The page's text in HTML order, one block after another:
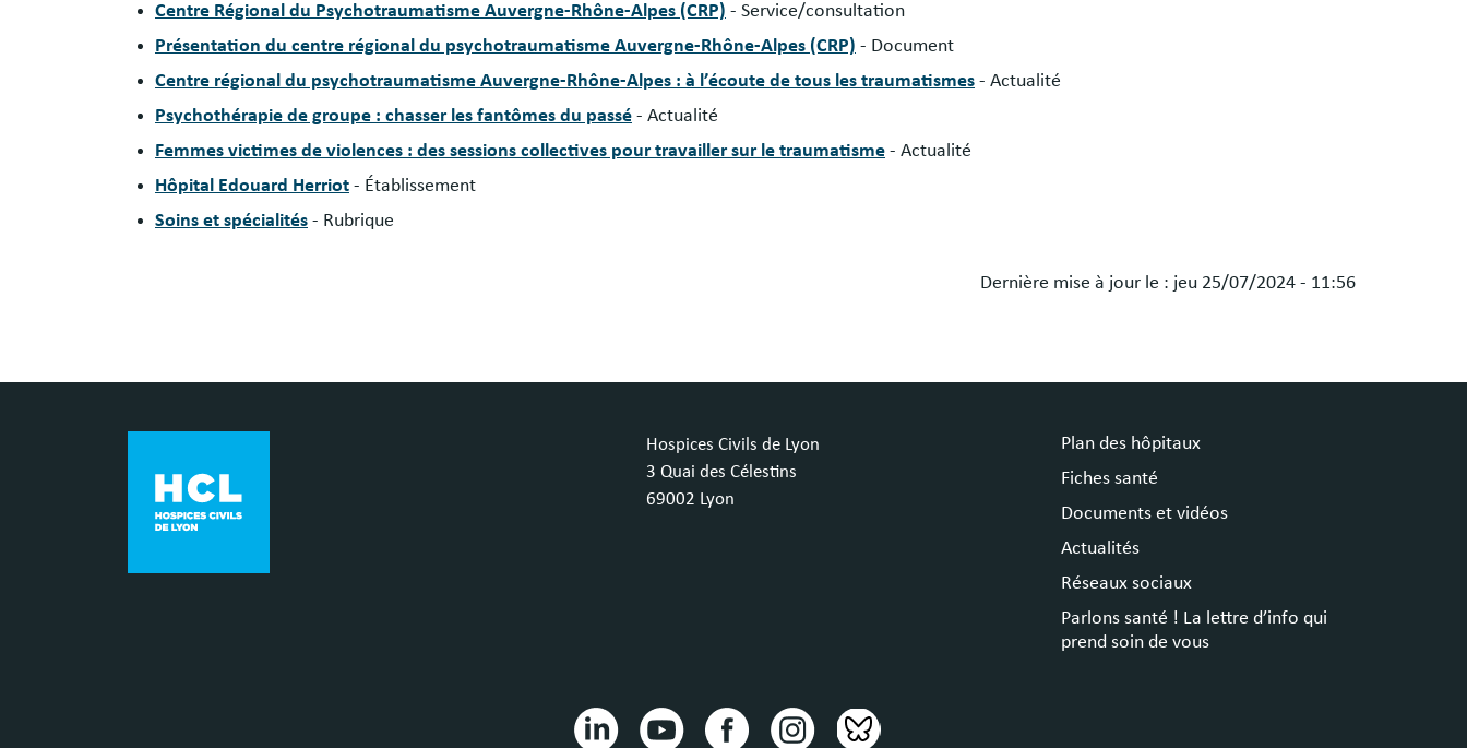
Centre Régional du Psychotraumatisme Auvergne-Rhône-Alpes (CRP) - Service/consultation
Présentation du centre régional du psychotraumatisme Auvergne-Rhône-Alpes (CRP) - Document
Centre régional du psychotraumatisme Auvergne-Rhône-Alpes : à l’écoute de tous les traumatismes - Actualité
Psychothérapie de groupe : chasser les fantômes du passé - Actualité
Femmes victimes de violences : des sessions collectives pour travailler sur le traumatisme - Actualité
Hôpital Edouard Herriot - Établissement
Soins et spécialités - Rubrique
Dernière mise à jour le : jeu 25/07/2024 - 11:56
Hospices Civils de Lyon
3 Quai des Célestins
69002 Lyon
Plan des hôpitaux
Fiches santé
Documents et vidéos
Actualités
Réseaux sociaux
Parlons santé ! La lettre d’info qui
prend soin de vous